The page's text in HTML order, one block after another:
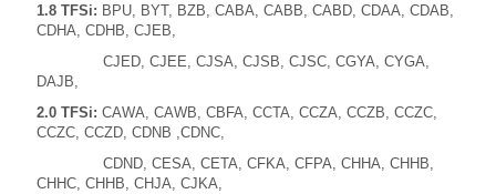
1.8 TFSi: BPU, BYT, BZB, CABA, CABB, CABD, CDAA, CDAB,
CDHA, CDHB, CJEB,
CJED, CJEE, CJSA, CJSB, CJSC, CGYA, CYGA,
DAJB,
2.0 TFSi: CAWA, CAWB, CBFA, CCTA, CCZA, CCZB, CCZC,
CCZC, CCZD, CDNB ,CDNC,
CDND, CESA, CETA, CFKA, CFPA, CHHA, CHHB,
CHHC, CHHB, CHJA, CJKA,